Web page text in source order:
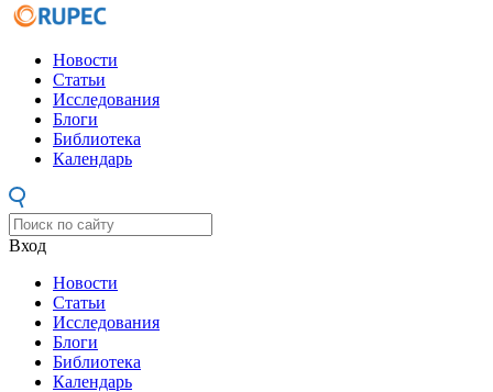
Новости
Статьи
Исследования
Блоги
Библиотека
Календарь
Вход
Новости
Статьи
Исследования
Блоги
Библиотека
Календарь